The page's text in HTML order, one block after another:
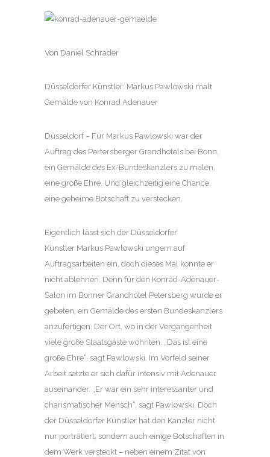
Von Daniel Schrader
Düsseldorfer Künstler: Markus Pawlowski malt
Gemälde von Konrad Adenauer
Düsseldorf– Für Markus Pawlowski war der
Auftrag des Pertersberger Grandhotels bei Bonn,
ein Gemälde des Ex-Bundeskanzlers zu malen,
eine große Ehre. Und gleichzeitig eine Chance,
eine geheime Botschaft zu verstecken.
Eigentlich lässt sich der Düsseldorfer
Künstler Markus Pawlowski ungern auf
Auftragsarbeiten ein, doch dieses Mal konnte er
nicht ablehnen. Denn für den Konrad-Adenauer-
Salon im Bonner Grandhotel Petersberg wurde er
gebeten, ein Gemälde des ersten Bundeskanzlers
anzufertigen. Der Ort, wo in der Vergangenheit
viele große Staatsgäste wohnten. „Das ist eine
große Ehre“, sagt Pawlowski. Im Vorfeld seiner
Arbeit setzte er sich dafür intensiv mit Adenauer
auseinander. „Er war ein sehr interessanter und
charismatischer Mensch“, sagt Pawlowski. Doch
der Düsseldorfer Künstler hat den Kanzler nicht
nur porträtiert, sondern auch einige Botschaften in
dem Werk versteckt – neben einem Zitat von